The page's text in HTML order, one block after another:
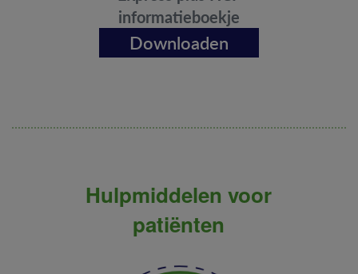
informatieboekje
Downloaden
Hulpmiddelen voor
patiënten